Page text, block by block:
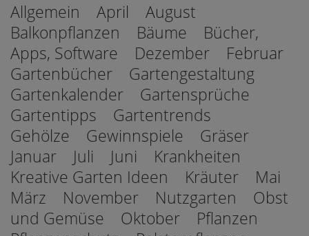
Allgemein April
August
Balkonpflanzen
Bäume
Bücher,
Apps, Software
Dezember
Februar
Gartenbücher
Gartengestaltung
Gartenkalender
Gartensprüche
Gartentipps
Gartentrends
Gehölze
Gewinnspiele
Gräser
Januar
Juli Juni
Krankheiten
Kreative Garten Ideen
Kräuter
Mai
März
November Nutzgarten
Obst
und Gemüse
Oktober
Pflanzen